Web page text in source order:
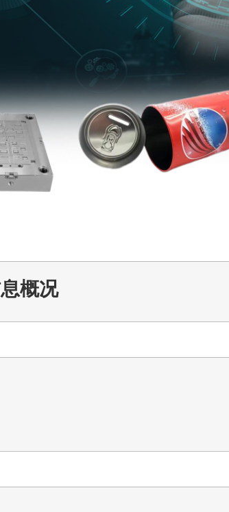
概况